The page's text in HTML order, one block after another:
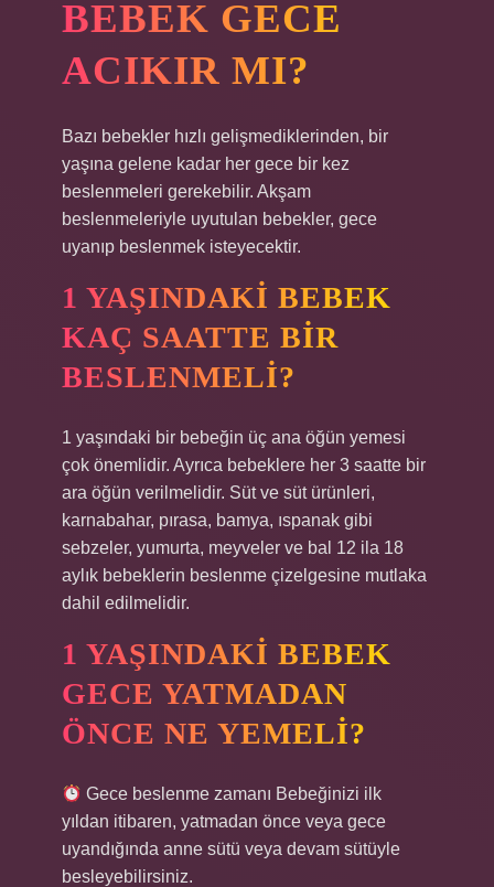
BEBEK GECE
ACIKIR MI?
Bazı bebekler hızlı gelişmediklerinden, bir
yaşına gelene kadar her gece bir kez
beslenmeleri gerekebilir. Akşam
beslenmeleriyle uyutulan bebekler, gece
uyanıp beslenmek isteyecektir.
1 YAŞINDAKI BEBEK
KAÇ SAATTE BIR
BESLENMELI?
1 yaşındaki bir bebeğin üç ana öğün yemesi
çok önemlidir. Ayrıca bebeklere her 3 saatte bir
ara öğün verilmelidir. Süt ve süt ürünleri,
karnabahar, pırasa, bamya, ıspanak gibi
sebzeler, yumurta, meyveler ve bal 12 ila 18
aylık bebeklerin beslenme çizelgesine mutlaka
dahil edilmelidir.
1 YAŞINDAKI BEBEK
GECE YATMADAN
ÖNCE NE YEMELI?
Gece beslenme zamanı Bebeğinizi ilk
yıldan itibaren, yatmadan önce veya gece
uyandığında anne sütü veya devam sütüyle
besleyebilirsiniz.